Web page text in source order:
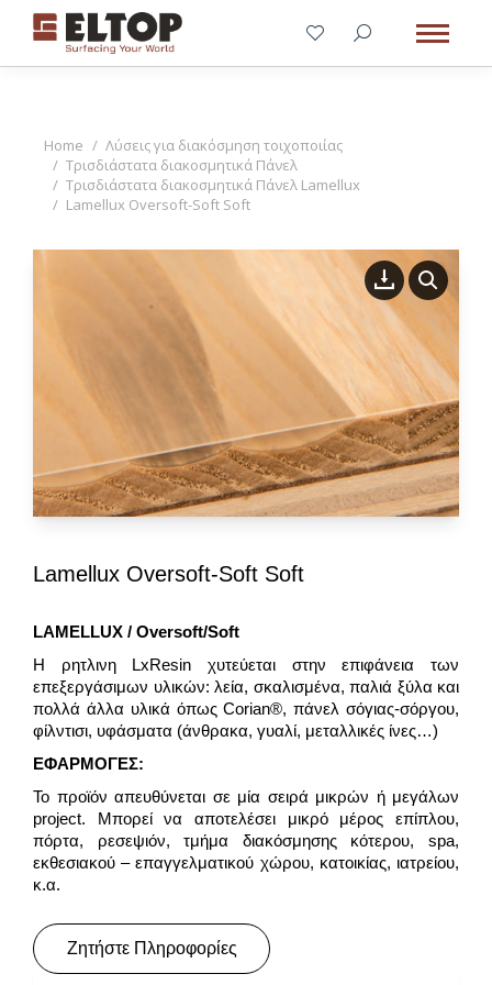
You are here:
Home
Λύσεις για διακόσμηση τοιχοποιίας
Τρισδιάστατα διακοσμητικά Πάνελ
Τρισδιάστατα διακοσμητικά Πάνελ Lamellux
Lamellux Oversoft-Soft Soft
Lamellux Oversoft-Soft Soft
LAMELLUX / Oversoft/Soft
Η ρητλινη LxResin χυτεύεται στην επιφάνεια των
επεξεργάσιμων υλικών: λεία, σκαλισμένα, παλιά ξύλα και
πολλά άλλα υλικά όπως Corian®, πάνελ σόγιας-σόργου,
φίλντισι, υφάσματα (άνθρακα, γυαλί, μεταλλικές ίνες…)
ΕΦΑΡΜΟΓΕΣ:
Το προϊόν απευθύνεται σε μία σειρά μικρών ή μεγάλων
project. Μπορεί να αποτελέσει μικρό μέρος επίπλου,
πόρτα, ρεσεψιόν, τμήμα διακόσμησης κότερου, spa,
εκθεσιακού – επαγγελματικού χώρου, κατοικίας, ιατρείου,
κ.α.
Ζητήστε Πληροφορίες